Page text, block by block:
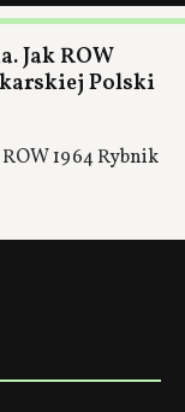
Jak ROW
Polski
1964 Rybnik